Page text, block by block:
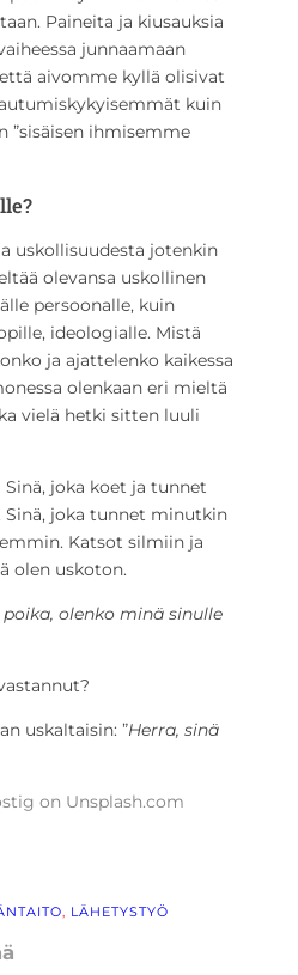
Paineita ja kiusauksia
junnaamaan
aivomme kyllä olisivat
kuin
”sisäisen ihmisemme
uskollisuudesta jotenkin
olevansa uskollinen
persoonalle, kuin
ideologialle. Mistä
ja ajattelenko kaikessa
olenkaan eri mieltä
vielä hetki sitten luuli
Sinä, joka koet ja tunnet
joka tunnet minutkin
Katsot silmiin ja
olen uskoton.
olenko minä sinulle
uskaltaisin: ”Herra, sinä
on Unsplash.com
LÄHETYSTYÖ